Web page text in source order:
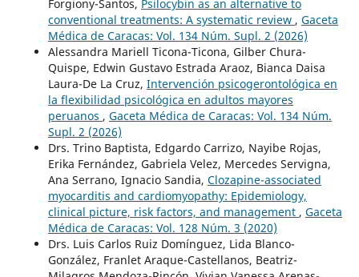
Forgiony-Santos, Psilocybin as an alternative to
conventional treatments: A systematic review , Gaceta
Médica de Caracas: Vol. 134 Núm. Supl. 2 (2026)
Alessandra Mariell Ticona-Ticona, Gilber Chura-
Quispe, Edwin Gustavo Estrada Araoz, Bianca Daisa
Laura-De La Cruz, Intervención psicogerontológica en
la flexibilidad psicológica en adultos mayores
peruanos , Gaceta Médica de Caracas: Vol. 134 Núm.
Supl. 2 (2026)
Drs. Trino Baptista, Edgardo Carrizo, Nayibe Rojas,
Erika Fernández, Gabriela Velez, Mercedes Servigna,
Ana Serrano, Ignacio Sandia, Clozapine-associated
myocarditis and cardiomyopathy: Epidemiology,
clinical picture, risk factors, and management , Gaceta
Médica de Caracas: Vol. 128 Núm. 3 (2020)
Drs. Luis Carlos Ruiz Domínguez, Lida Blanco-
González, Franlet Araque-Castellanos, Beatriz-